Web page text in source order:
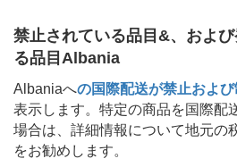
禁止されている品目&、およ
る品目 Albania
Albaniaへの国際配送が禁止およ
表示します。特定の商品を国際配
場合は、詳細情報について地元の
をお勧めします。